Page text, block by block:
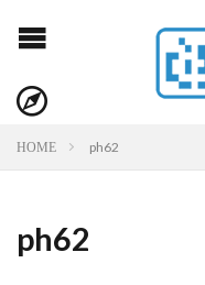
HOME ph62
ph62